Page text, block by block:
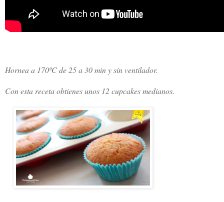
Hornea a 170ºC de 25 a 30 min y sin ventilador.
Con esta receta obtienes unos 12 cupcakes medianos.